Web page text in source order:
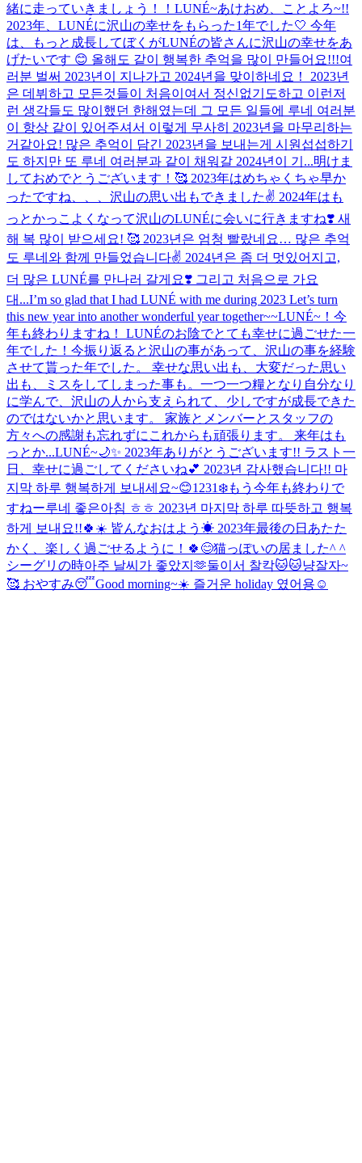
緒に走っていきましょう！！ LUNÉ~あけおめ、ことよろ~!!
2023年、LUNÉに沢山の幸せをもらった1年でした🤍 今年
は、もっと成長してぼくがLUNÉの皆さんに沢山の幸せをあ
げたいです 😊 올해도 같이 행복한 추억을 많이 만들어요!!!여
러분 벌써 2023년이 지나가고 2024년을 맞이하네요！ 2023년
은 데뷔하고 모든것들이 처음이여서 정신없기도하고 이런저
런 생각들도 많이했던 한해였는데 그 모든 일들에 루네 여러분
이 항상 같이 있어주셔서 이렇게 무사히 2023년을 마무리하는
거같아요! 많은 추억이 담긴 2023년을 보내는게 시원섭섭하기
도 하지만 또 루네 여러분과 같이 채워갈 2024년이 기...明けま
しておめでとうございます！🥰 2023年はめちゃくちゃ早か
ったですね、、、沢山の思い出もできました✌️ 2024年はも
っとかっこよくなって沢山のLUNÉに会いに行きますね❣️ 새
해 복 많이 받으세요! 🥰 2023년은 엄청 빨랐네요… 많은 추억
도 루네와 함께 만들었습니다✌️ 2024년은 좀 더 멋있어지고,
더 많은 LUNÉ를 만나러 갈게요❣️ 그리고 처음으로 가요
대...I’m so glad that I had LUNÉ with me during 2023 Let’s turn
this new year into another wonderful year together~~LUNÉ~！今
年も終わりますね！ LUNÉのお陰でとても幸せに過ごせた一
年でした！今振り返ると沢山の事があって、沢山の事を経験
させて貰った年でした。 幸せな思い出も、大変だった思い
出も、ミスをしてしまった事も。一つ一つ糧となり自分なり
に学んで、沢山の人から支えられて、少しですが成長できた
のではないかと思います。 家族とメンバーとスタッフの
方々への感謝も忘れずにこれからも頑張ります。 来年はも
っとか...LUNÉ~🌙✨️ 2023年ありがとうございます!! ラスト一
日、幸せに過ごしてくださいね💕︎ 2023년 감사했습니다!! 마
지막 하루 행복하게 보내세요~😊1231❄️もう今年も終わりで
すねー루네 좋은아침 ㅎㅎ 2023년 마지막 하루 따뜻하고 행복
하게 보내요!!🍀☀️ 皆んなおはよう☀ 2023年最後の日あたた
かく、楽しく過ごせるように！🍀😊猫っぽいの居ました^ ^
シーグリの時아주 날씨가 좋았지🫶둘이서 찰칵🐱🐱냥잘자~
🥰 おやすみ😴Good morning~☀️ 즐거운 holiday 였어용☺️